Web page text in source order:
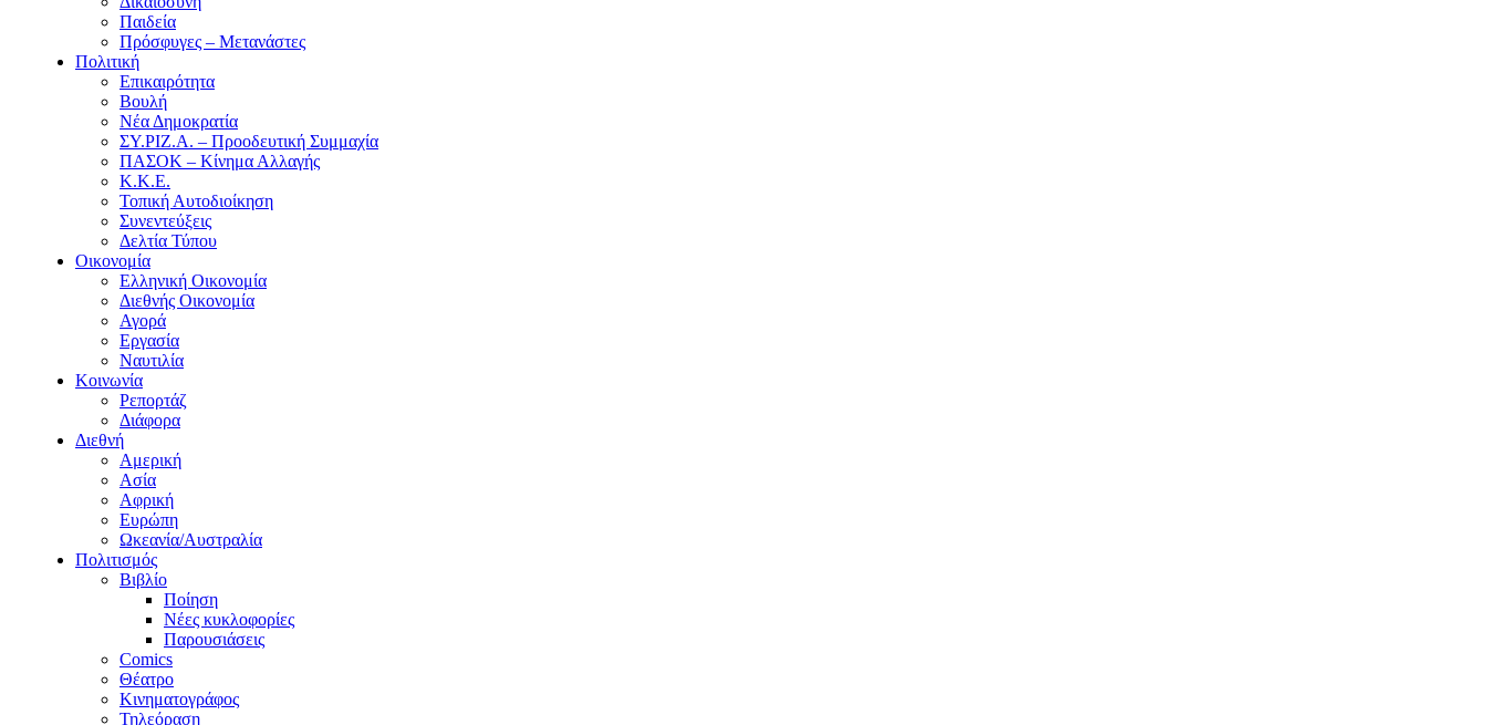
Παιδεία
Πρόσφυγες – Μετανάστες
Πολιτική
Επικαιρότητα
Βουλή
Νέα Δημοκρατία
ΣΥ.ΡΙΖ.Α. – Προοδευτική Συμμαχία
ΠΑΣΟΚ – Κίνημα Αλλαγής
Κ.Κ.Ε.
Τοπική Αυτοδιοίκηση
Συνεντεύξεις
Δελτία Τύπου
Οικονομία
Ελληνική Οικονομία
Διεθνής Οικονομία
Αγορά
Εργασία
Ναυτιλία
Κοινωνία
Ρεπορτάζ
Διάφορα
Διεθνή
Αμερική
Ασία
Αφρική
Ευρώπη
Ωκεανία/Αυστραλία
Πολιτισμός
Βιβλίο
Ποίηση
Νέες κυκλοφορίες
Παρουσιάσεις
Comics
Θέατρο
Κινηματογράφος
Τηλεόραση